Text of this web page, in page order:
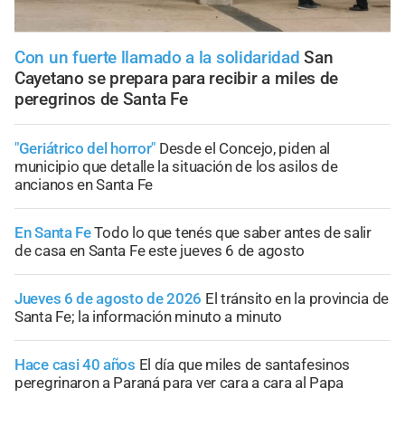
Con un fuerte llamado a la solidaridad San
Cayetano se prepara para recibir a miles de
peregrinos de Santa Fe
"Geriátrico del horror" Desde el Concejo, piden al
municipio que detalle la situación de los asilos de
ancianos en Santa Fe
En Santa FeTodo lo que tenés que saber antes de salir
de casa en Santa Fe este jueves 6 de agosto
Jueves 6 de agosto de 2026 El tránsito en la provincia de
Santa Fe; la información minuto a minuto
Hace casi 40 años El día que miles de santafesinos
peregrinaron a Paraná para ver cara a cara al Papa